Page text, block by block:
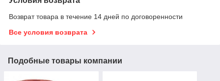
Возврат товара в течение 14 дней по договоренности
Все условия возврата
Подобные товары компании